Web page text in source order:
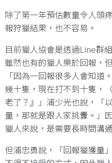
除了第一年預估數量令人頭
報狩獵結果，也不容易。
目前獵人協會是透過Line群
雖然也有的獵人樂於回報，
「因為一回報很多人會知道
幾十隻，現在打不到十隻，
老了？』」浦少光也說，「
量，那就是跟人家挑釁。」
獵人來說，是需要長時間溝
但浦忠勇說，「回報獵獲量